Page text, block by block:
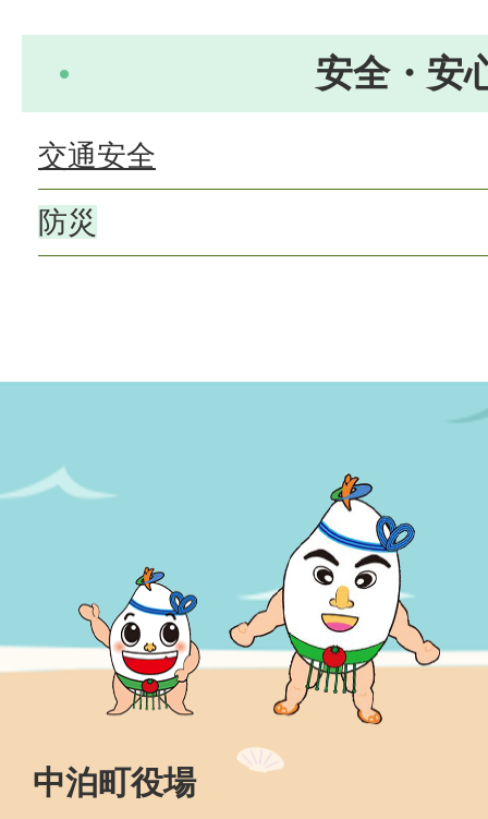
安全・安
交通安全
防災
中泊町役場